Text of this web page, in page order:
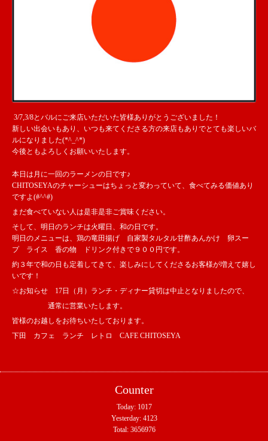
3/7,3/8とバルにご来店いただいた皆様ありがとうございました！
新しい出会いもあり、いつも来てくださる方の来店もありでとても楽しいバ
ルになりました(*^_^*)
今後ともよろしくお願いいたします。
本日は月に一回のラーメンの日です♪
CHITOSEYAのチャーシューはちょっと変わっていて、食べてみる価値あり
ですよ(#^^#)
まだ食べていない人は是非是非ご賞味ください。
そして、明日のランチは火曜日、和の日です。
明日のメニューは、鶏の竜田揚げ 自家製タルタル甘酢あんかけ 卵スー
プ ライス 香の物 ドリンク付きで９００円です。
約３年で和の日も定着してきて、楽しみにしてくださるお客様が増えて嬉し
いです！
☆お知らせ 17日（月）ランチ・ディナー貸切は中止となりましたので、
通常に営業いたします。
皆様のお越しをお待ちいたしております。
下田 カフェ ランチ レトロ CAFE CHITOSEYA
Counter
Today: 1017
Yesterday: 4123
Total: 3656976